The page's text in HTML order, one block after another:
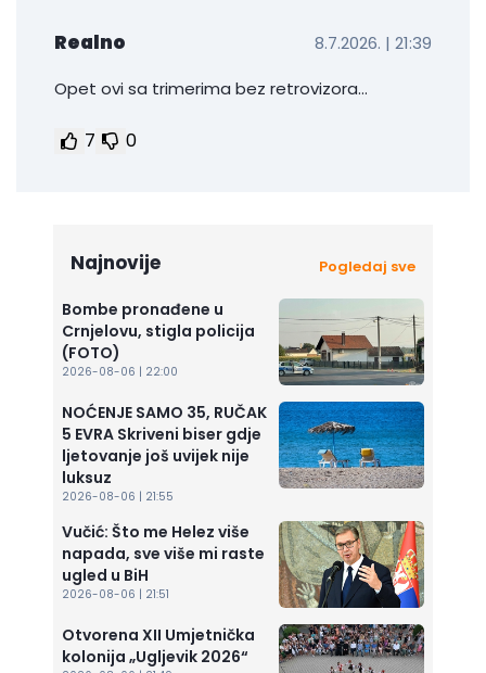
Realno
8.7.2026. | 21:39
Opet ovi sa trimerima bez retrovizora...
7 0
Najnovije Pogledaj sve
Bombe pronađene u
Crnjelovu, stigla policija
(FOTO)
2026-08-06 | 22:00
NOĆENJE SAMO 35, RUČAK
5 EVRA Skriveni biser gdje
ljetovanje još uvijek nije
luksuz
2026-08-06 | 21:55
Vučić: Što me Helez više
napada, sve više mi raste
ugled u BiH
2026-08-06 | 21:51
Otvorena XII Umjetnička
kolonija „Ugljevik 2026“